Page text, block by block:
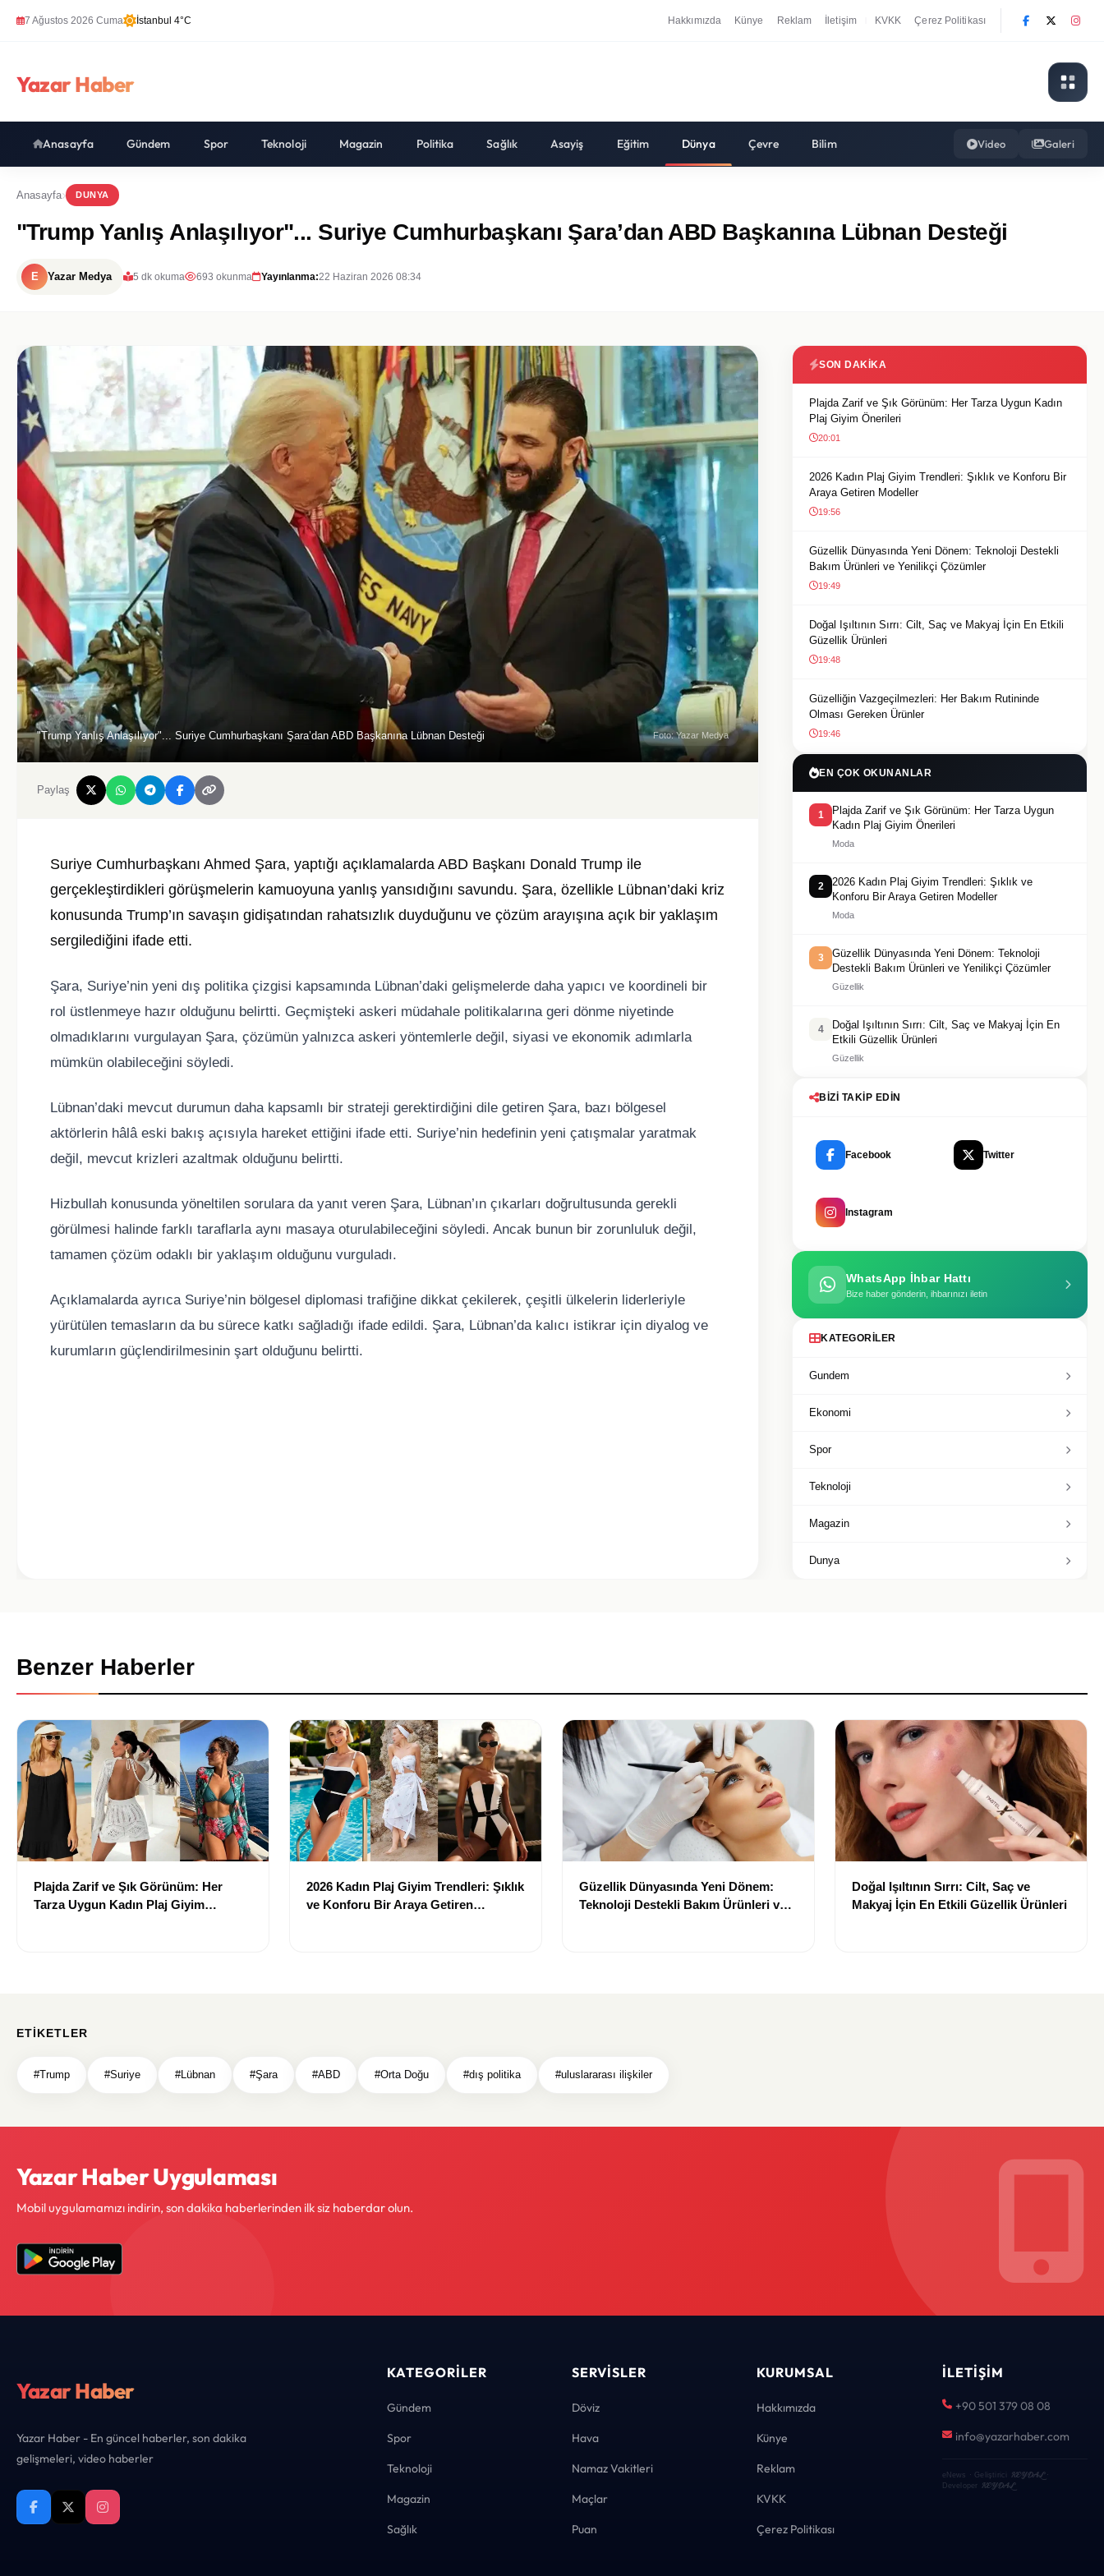
7 Ağustos 2026 Cuma İstanbul 4°C Hakkımızda Künye Reklam İletişim KVKK Çerez Politikası
Yazar Haber
Anasayfa Gündem Spor Teknoloji Magazin Politika Sağlık Asayiş Eğitim Dünya Çevre Bilim Video Galeri
Anasayfa DUNYA
"Trump Yanlış Anlaşılıyor"... Suriye Cumhurbaşkanı Şara’dan ABD Başkanına Lübnan Desteği
E Yazar Medya 5 dk okuma 693 okunma Yayınlanma:22 Haziran 2026 08:34
"Trump Yanlış Anlaşılıyor"... Suriye Cumhurbaşkanı Şara’dan ABD Başkanına Lübnan Desteği Foto: Yazar Medya
Paylaş
Suriye Cumhurbaşkanı Ahmed Şara, yaptığı açıklamalarda ABD Başkanı Donald Trump ile
gerçekleştirdikleri görüşmelerin kamuoyuna yanlış yansıdığını savundu. Şara, özellikle Lübnan’daki kriz
konusunda Trump’ın savaşın gidişatından rahatsızlık duyduğunu ve çözüm arayışına açık bir yaklaşım
sergilediğini ifade etti.
Şara, Suriye’nin yeni dış politika çizgisi kapsamında Lübnan’daki gelişmelerde daha yapıcı ve koordineli bir
rol üstlenmeye hazır olduğunu belirtti. Geçmişteki askeri müdahale politikalarına geri dönme niyetinde
olmadıklarını vurgulayan Şara, çözümün yalnızca askeri yöntemlerle değil, siyasi ve ekonomik adımlarla
mümkün olabileceğini söyledi.
Lübnan’daki mevcut durumun daha kapsamlı bir strateji gerektirdiğini dile getiren Şara, bazı bölgesel
aktörlerin hâlâ eski bakış açısıyla hareket ettiğini ifade etti. Suriye’nin hedefinin yeni çatışmalar yaratmak
değil, mevcut krizleri azaltmak olduğunu belirtti.
Hizbullah konusunda yöneltilen sorulara da yanıt veren Şara, Lübnan’ın çıkarları doğrultusunda gerekli
görülmesi halinde farklı taraflarla aynı masaya oturulabileceğini söyledi. Ancak bunun bir zorunluluk değil,
tamamen çözüm odaklı bir yaklaşım olduğunu vurguladı.
Açıklamalarda ayrıca Suriye’nin bölgesel diplomasi trafiğine dikkat çekilerek, çeşitli ülkelerin liderleriyle
yürütülen temasların da bu sürece katkı sağladığı ifade edildi. Şara, Lübnan’da kalıcı istikrar için diyalog ve
kurumların güçlendirilmesinin şart olduğunu belirtti.
SON DAKIKA
Plajda Zarif ve Şık Görünüm: Her Tarza Uygun Kadın
Plaj Giyim Önerileri
20:01
2026 Kadın Plaj Giyim Trendleri: Şıklık ve Konforu Bir
Araya Getiren Modeller
19:56
Güzellik Dünyasında Yeni Dönem: Teknoloji Destekli
Bakım Ürünleri ve Yenilikçi Çözümler
19:49
Doğal Işıltının Sırrı: Cilt, Saç ve Makyaj İçin En Etkili
Güzellik Ürünleri
19:48
Güzelliğin Vazgeçilmezleri: Her Bakım Rutininde
Olması Gereken Ürünler
19:46
EN ÇOK OKUNANLAR
1
Plajda Zarif ve Şık Görünüm: Her Tarza Uygun
Kadın Plaj Giyim Önerileri
Moda
2
2026 Kadın Plaj Giyim Trendleri: Şıklık ve
Konforu Bir Araya Getiren Modeller
Moda
3
Güzellik Dünyasında Yeni Dönem: Teknoloji
Destekli Bakım Ürünleri ve Yenilikçi Çözümler
Güzellik
4
Doğal Işıltının Sırrı: Cilt, Saç ve Makyaj İçin En
Etkili Güzellik Ürünleri
Güzellik
BIZI TAKIP EDIN
Facebook Twitter
Instagram
WhatsApp İhbar Hattı
Bize haber gönderin, ihbarınızı iletin
KATEGORILER
Gundem
Ekonomi
Spor
Teknoloji
Magazin
Dunya
Benzer Haberler
Plajda Zarif ve Şık Görünüm: Her
Tarza Uygun Kadın Plaj Giyim
2026 Kadın Plaj Giyim Trendleri: Şıklık
ve Konforu Bir Araya Getiren
Güzellik Dünyasında Yeni Dönem:
Teknoloji Destekli Bakım Ürünleri ve
Doğal Işıltının Sırrı: Cilt, Saç ve
Makyaj İçin En Etkili Güzellik Ürünleri
ETIKETLER
#Trump #Suriye #Lübnan #Şara #ABD #Orta Doğu #dış politika #uluslararası ilişkiler
Yazar Haber Uygulaması
Mobil uygulamamızı indirin, son dakika haberlerinden ilk siz haberdar olun.
Yazar Haber
Yazar Haber - En güncel haberler, son dakika
gelişmeleri, video haberler
KATEGORILER
Gündem
Spor
Teknoloji
Magazin
Sağlık
SERVISLER
Döviz
Hava
Namaz Vakitleri
Maçlar
Puan
KURUMSAL
Hakkımızda
Künye
Reklam
KVKK
Çerez Politikası
İLETIŞIM
+90 501 379 08 08
info@yazarhaber.com
eNews · Geliştirici KEYDAL·
Developer KEYDAL